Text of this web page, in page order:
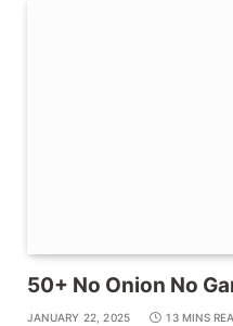
50+ No Onion No
JANUARY 22, 2025 13 MINS